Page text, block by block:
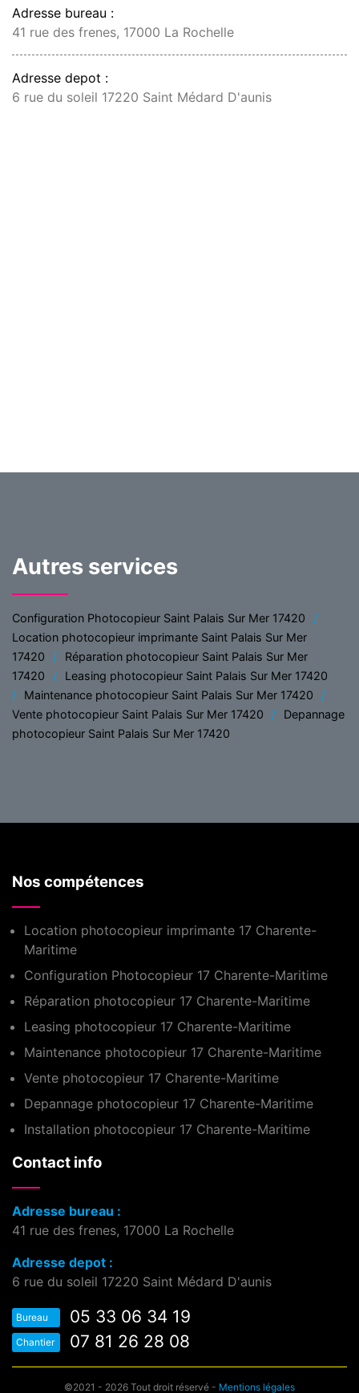
Adresse bureau :
41 rue des frenes, 17000 La Rochelle
Adresse depot :
6 rue du soleil 17220 Saint Médard D'aunis
Autres services
Configuration Photocopieur Saint Palais Sur Mer 17420
Location photocopieur imprimante Saint Palais Sur Mer
17420
Réparation photocopieur Saint Palais Sur Mer
17420
Leasing photocopieur Saint Palais Sur Mer 17420
Maintenance photocopieur Saint Palais Sur Mer 17420
Vente photocopieur Saint Palais Sur Mer 17420
Depannage
photocopieur Saint Palais Sur Mer 17420
Nos compétences
Location photocopieur imprimante 17 Charente-
Maritime
Configuration Photocopieur 17 Charente-Maritime
Réparation photocopieur 17 Charente-Maritime
Leasing photocopieur 17 Charente-Maritime
Maintenance photocopieur 17 Charente-Maritime
Vente photocopieur 17 Charente-Maritime
Depannage photocopieur 17 Charente-Maritime
Installation photocopieur 17 Charente-Maritime
Contact info
Adresse bureau :
41 rue des frenes, 17000 La Rochelle
Adresse depot :
6 rue du soleil 17220 Saint Médard D'aunis
Bureau 05 33 06 34 19
Chantier 07 81 26 28 08
©2021 - 2026 Tout droit réservé - Mentions légales